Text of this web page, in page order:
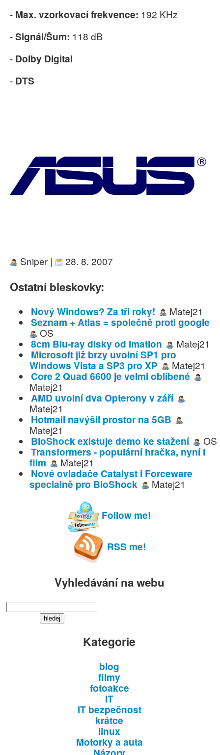
- Max. vzorkovací frekvence: 192 KHz
-Signál/Šum: 118 dB
- Dolby Digital
- DTS
Sniper | 28. 8. 2007
Ostatní bleskovky:
Nový Windows? Za tři roky! Matej21
Seznam + Atlas = společně proti google
OS
8cm Blu-ray disky od Imation Matej21
Microsoft již brzy uvolní SP1 pro
Windows Vista a SP3 pro XP Matej21
Core 2 Quad 6600 je velmi oblíbené
Matej21
AMD uvolní dva Opterony v září
Matej21
Hotmail navýšil prostor na 5GB
Matej21
BioShock existuje demo ke stažení OS
Transformers - populární hračka, nyní i
film Matej21
Nové ovladače Catalyst i Forceware
specialně pro BioShock Matej21
Follow me!
RSS me!
Vyhledávání na webu
Kategorie
blog
filmy
fotoakce
IT
IT bezpečnost
krátce
linux
Motorky a auta